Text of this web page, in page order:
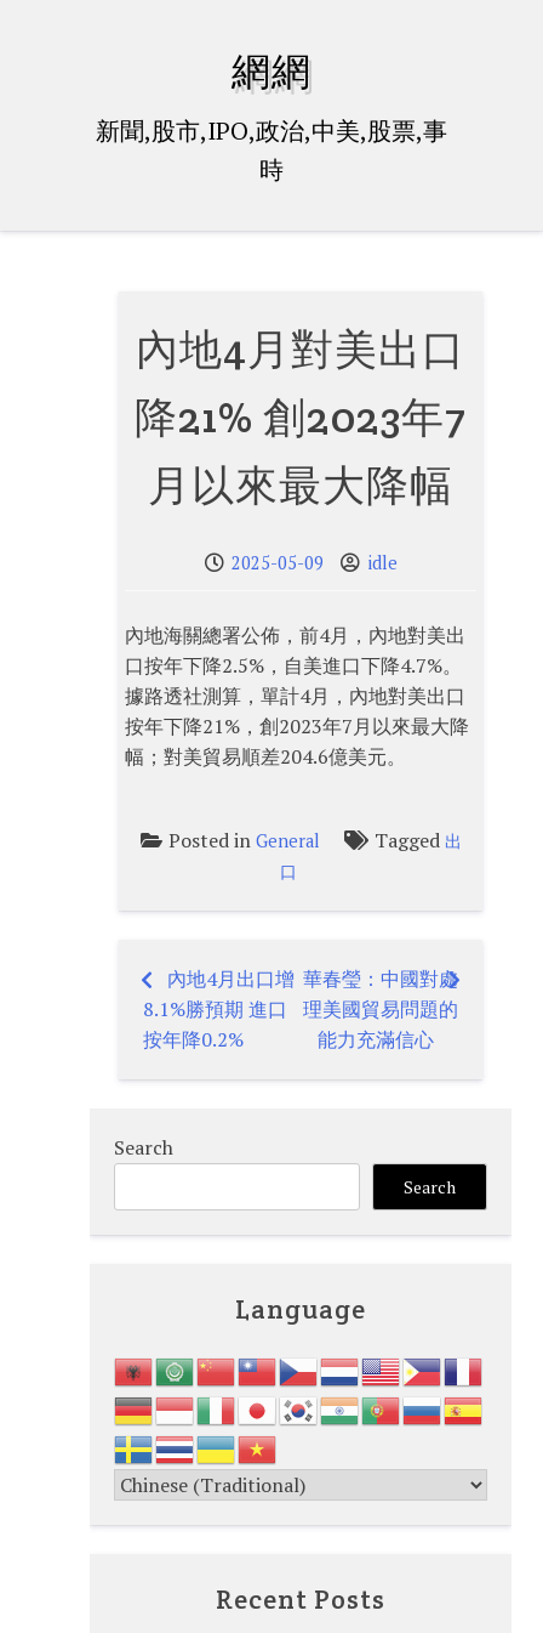
網網
新聞,股市,IPO,政治,中美,股票,事
時
內地4月對美出口
降21% 創2023年7
月以來最大降幅
2025-05-09 idle
內地海關總署公佈，前4月，內地對美出
口按年下降2.5%，自美進口下降4.7%。
據路透社測算，單計4月，內地對美出口
按年下降21%，創2023年7月以來最大降
幅；對美貿易順差204.6億美元。
Posted in General Tagged 出
口
Post
navigation
內地4月出口增
8.1%勝預期 進口
按年降0.2%
華春瑩：中國對處
理美國貿易問題的
能力充滿信心
Search
Search
Language
Recent Posts